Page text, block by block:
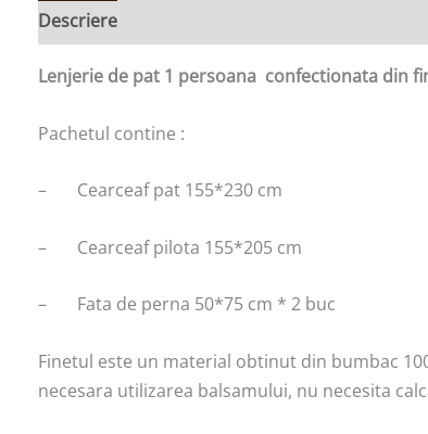
Descriere
Lenjerie de pat 1 persoana confectionata din
Pachetul contine :
– Cearceaf pat 155*230 cm
– Cearceaf pilota 155*205 cm
– Fata de perna 50*75 cm * 2 buc
Finetul este un material obtinut din bumbac
necesara utilizarea balsamului, nu necesita